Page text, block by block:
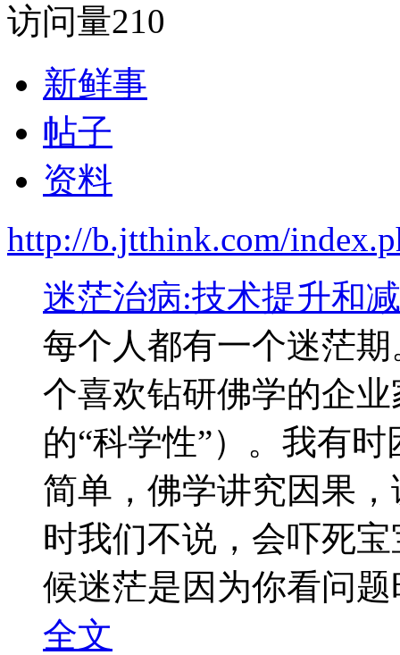
访问量210
新鲜事
帖子
资料
http://b.jtthink.com/
迷茫治病:技术提升和
每个人都有一个迷茫
个喜欢钻研佛学的企
的“科学性”）。我有
简单，佛学讲究因果
时我们不说，会吓死
候迷茫是因为你看问
全文